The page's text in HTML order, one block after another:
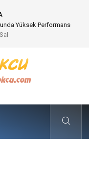
Yüksek Performans